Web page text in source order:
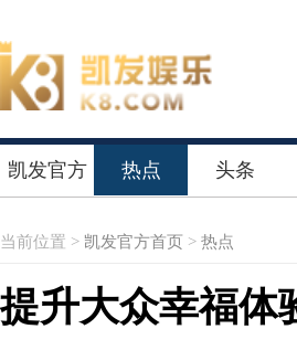
凯发官方 热点 头条
当前位置 > 凯发官方首页 > 热点
提升大众幸福体